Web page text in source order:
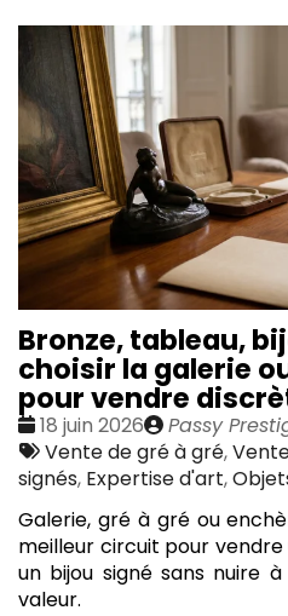
Bronze, tableau,
choisir la galerie
pour vendre
Date
:
18 juin 2026
Publié
par
Passy
Tags
:
Vente de gré à gré,
signés, Expertise d'art,
Galerie, gré à gré ou
meilleur circuit pour
un bijou signé sans nuire
valeur.